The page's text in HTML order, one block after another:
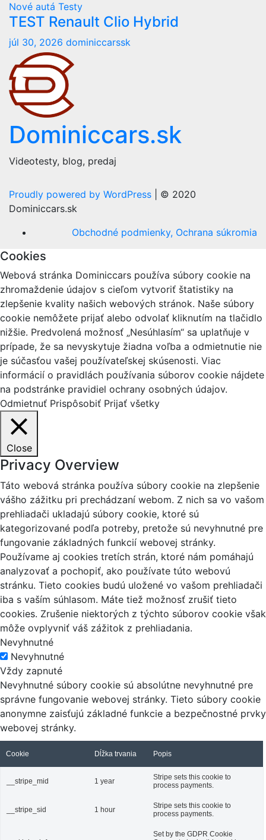
Nové autá Testy
TEST Renault Clio Hybrid
júl 30, 2026 dominiccarssk
Dominiccars.sk
Videotesty, blog, predaj
Proudly powered by WordPress
© 2020
Dominiccars.sk
Obchodné podmienky, Ochrana súkromia
Cookies
Webová stránka Dominiccars používa súbory cookie na
zhromaždenie údajov s cieľom vytvoriť štatistiky na
zlepšenie kvality našich webových stránok. Naše súbory
cookie nemôžete prijať alebo odvolať kliknutím na tlačidlo
nižšie. Predvolená možnosť „Nesúhlasím“ sa uplatňuje v
prípade, že sa nevyskytuje žiadna voľba a odmietnutie nie
je súčasťou vašej používateľskej skúsenosti. Viac
informácií o pravidlách používania súborov cookie nájdete
na podstránke pravidiel ochrany osobných údajov.
Odmietnuť Prispôsobiť Prijať všetky
Close
Privacy Overview
Táto webová stránka používa súbory cookie na zlepšenie
vášho zážitku pri prechádzaní webom. Z nich sa vo vašom
prehliadači ukladajú súbory cookie, ktoré sú
kategorizované podľa potreby, pretože sú nevyhnutné pre
fungovanie základných funkcií webovej stránky.
Používame aj cookies tretích strán, ktoré nám pomáhajú
analyzovať a pochopiť, ako používate túto webovú
stránku. Tieto cookies budú uložené vo vašom prehliadači
iba s vaším súhlasom. Máte tiež možnosť zrušiť tieto
cookies. Zrušenie niektorých z týchto súborov cookie však
môže ovplyvniť váš zážitok z prehliadania.
Nevyhnutné
Nevyhnutné
Vždy zapnuté
Nevyhnutné súbory cookie sú absolútne nevyhnutné pre
správne fungovanie webovej stránky. Tieto súbory cookie
anonymne zaisťujú základné funkcie a bezpečnostné prvky
webovej stránky.
Cookie Dĺžka trvania Popis
__stripe_mid 1 year
Stripe sets this cookie to
process payments.
__stripe_sid 1 hour
Stripe sets this cookie to
process payments.
Set by the GDPR Cookie